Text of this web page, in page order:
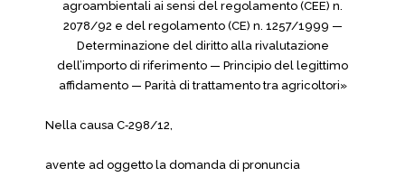
agroambientali ai sensi del regolamento (CEE) n.
2078/92 e del regolamento (CE) n. 1257/1999 —
Determinazione del diritto alla rivalutazione
dell’importo di riferimento — Principio del legittimo
affidamento — Parità di trattamento tra agricoltori»
Nella causa C‑298/12,
avente ad oggetto la domanda di pronuncia